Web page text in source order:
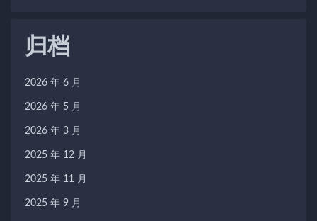
归档
2026 年 6 月
2026 年 5 月
2026 年 3 月
2025 年 12 月
2025 年 11 月
2025 年 9 月